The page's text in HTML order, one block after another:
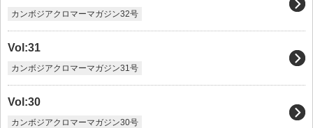
カンボジアクロマーマガジン32号
Vol:31
カンボジアクロマーマガジン31号
Vol:30
カンボジアクロマーマガジン30号